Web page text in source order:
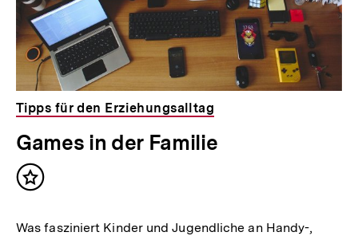
Tipps für den Erziehungsalltag
Games in der Familie
Inhalt
Was fasziniert Kinder und Jugendliche an Handy-,